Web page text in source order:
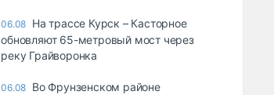
06.08 На трассе Курск – Касторное
обновляют 65-метровый мост через
реку Грайворонка
06.08 Во Фрунзенском районе